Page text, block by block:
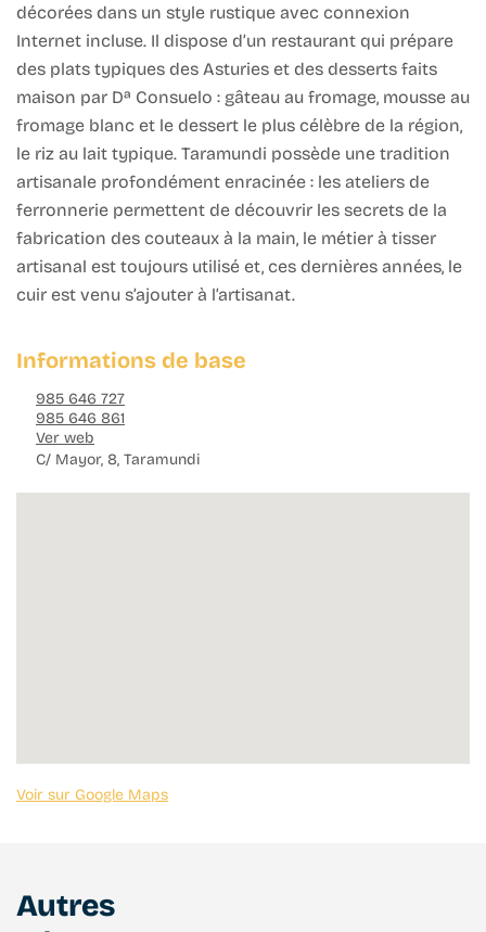
décorées dans un style rustique avec connexion
Internet incluse. Il dispose d’un restaurant qui prépare
des plats typiques des Asturies et des desserts faits
maison par Dª Consuelo : gâteau au fromage, mousse au
fromage blanc et le dessert le plus célèbre de la région,
le riz au lait typique. Taramundi possède une tradition
artisanale profondément enracinée : les ateliers de
ferronnerie permettent de découvrir les secrets de la
fabrication des couteaux à la main, le métier à tisser
artisanal est toujours utilisé et, ces dernières années, le
cuir est venu s’ajouter à l’artisanat.
Informations de base
985 646 727
985 646 861
Ver web
C/ Mayor, 8, Taramundi
Voir sur Google Maps
Autres